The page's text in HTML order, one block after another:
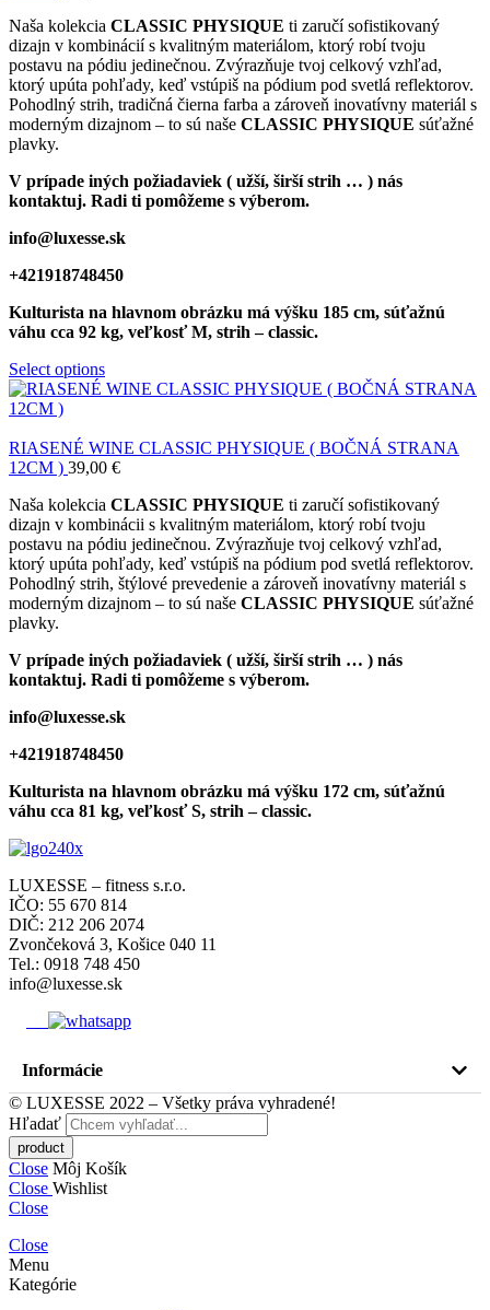
Naša kolekcia CLASSIC PHYSIQUE ti zaručí sofistikovaný
dizajn v kombinácií s kvalitným materiálom, ktorý robí tvoju
postavu na pódiu jedinečnou. Zvýrazňuje tvoj celkový vzhľad,
ktorý upúta pohľady, keď vstúpiš na pódium pod svetlá reflektorov.
Pohodlný strih, tradičná čierna farba a zároveň inovatívny materiál s
moderným dizajnom – to sú naše CLASSIC PHYSIQUE súťažné
plavky.
V prípade iných požiadaviek ( užší, širší strih … ) nás
kontaktuj. Radi ti pomôžeme s výberom.
info@luxesse.sk
+421918748450
Kulturista na hlavnom obrázku má výšku 185 cm, súťažnú
váhu cca 92 kg, veľkosť M, strih – classic.
Select options
RIASENÉ WINE CLASSIC PHYSIQUE ( BOČNÁ STRANA
12CM ) 39,00 €
Naša kolekcia CLASSIC PHYSIQUE ti zaručí sofistikovaný
dizajn v kombinácii s kvalitným materiálom, ktorý robí tvoju
postavu na pódiu jedinečnou. Zvýrazňuje tvoj celkový vzhľad,
ktorý upúta pohľady, keď vstúpiš na pódium pod svetlá reflektorov.
Pohodlný strih, štýlové prevedenie a zároveň inovatívny materiál s
moderným dizajnom – to sú naše CLASSIC PHYSIQUE súťažné
plavky.
V prípade iných požiadaviek ( užší, širší strih … ) nás
kontaktuj. Radi ti pomôžeme s výberom.
info@luxesse.sk
+421918748450
Kulturista na hlavnom obrázku má výšku 172 cm, súťažnú
váhu cca 81 kg, veľkosť S, strih – classic.
LUXESSE – fitness s.r.o.
IČO: 55 670 814
DIČ: 212 206 2074
Zvončeková 3, Košice 040 11
Tel.: 0918 748 450
info@luxesse.sk
Informácie
© LUXESSE 2022 – Všetky práva vyhradené!
Hľadať
Close Môj Košík
Close Wishlist
Close
Close
Menu
Kategórie